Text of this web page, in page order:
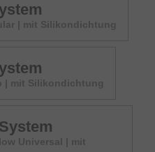
| mit Silikondichtung
| mit Silikondichtung
Universal | mit